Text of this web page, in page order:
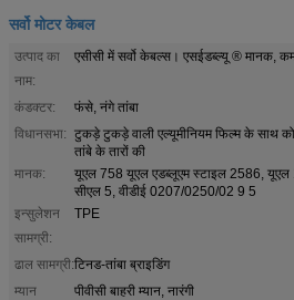
सर्वो मोटर केबल
उत्पाद का
नाम:
एसीसी में सर्वो केबल्स। एसईडब्ल्यू ® मानक,
कंडक्टर:
फंसे, नंगे तांबा
विधानसभा: टुकड़े टुकड़े वाली एल्यूमीनियम फिल्म के साथ
तांबे के तारों की
मानक:
यूएल 758 यूएल एडब्लूएम स्टाइल 2586,
सीएल 5, वीडीई 0207/0250/02 9 5
इन्सुलेशन
सामग्री:
TPE
ढाल सामग्री:टिनड-तांबा ब्राइडिंग
म्यान
पीवीसी बाहरी म्यान, नारंगी